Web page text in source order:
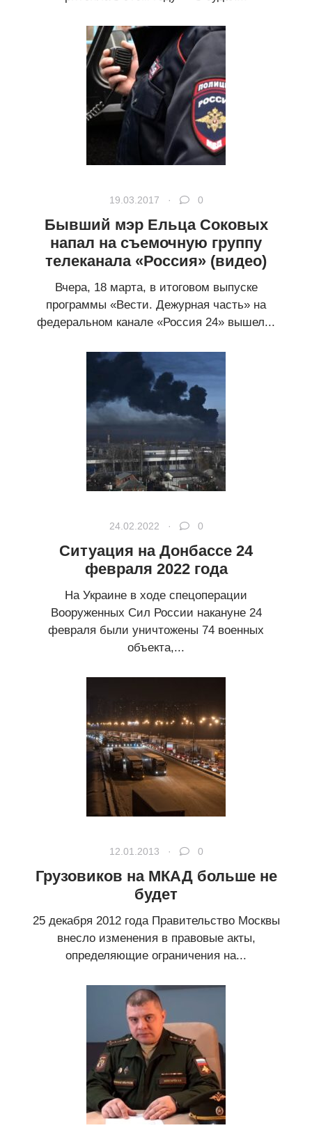
19.03.2017 · 0
Бывший мэр Ельца Соковых
напал на съемочную группу
телеканала «Россия» (видео)
Вчера, 18 марта, в итоговом выпуске
программы «Вести. Дежурная часть» на
федеральном канале «Россия 24» вышел...
24.02.2022 · 0
Ситуация на Донбассе 24
февраля 2022 года
На Украине в ходе спецоперации
Вооруженных Сил России накануне 24
февраля были уничтожены 74 военных
объекта,...
12.01.2013 · 0
Грузовиков на МКАД больше не
будет
25 декабря 2012 года Правительство Москвы
внесло изменения в правовые акты,
определяющие ограничения на...